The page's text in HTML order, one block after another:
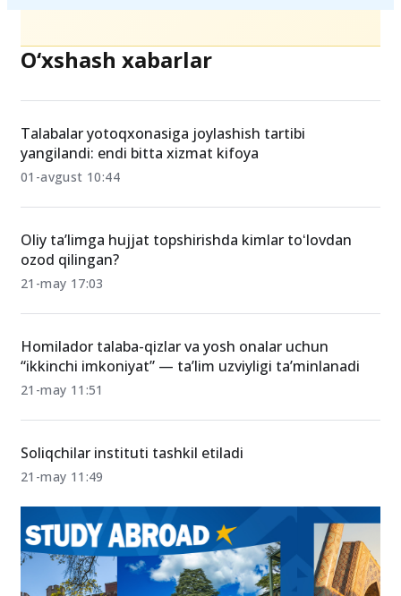
O‘xshash xabarlar
Talabalar yotoqxonasiga joylashish tartibi
yangilandi: endi bitta xizmat kifoya
01-avgust 10:44
Oliy ta’limga hujjat topshirishda kimlar toʻlovdan
ozod qilingan?
21-may 17:03
Homilador talaba-qizlar va yosh onalar uchun
“ikkinchi imkoniyat” — ta’lim uzviyligi ta’minlanadi
21-may 11:51
Soliqchilar instituti tashkil etiladi
21-may 11:49